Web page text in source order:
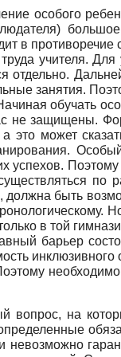
особого
в
учителя.
отдельно.
занятия.
обучать
не защищены.
а это может
ус­пехов.
по
быть
в той
барьер
вопрос, на
невозможно